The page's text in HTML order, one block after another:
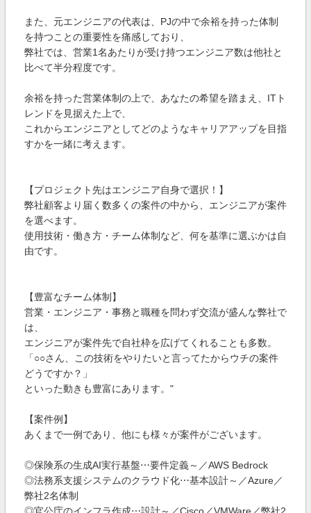
また、元エンジニアの代表は、PJの中で余裕を持った体制
を持つことの重要性を痛感しており、
弊社では、営業1名あたりが受け持つエンジニア数は他社と
比べて半分程度です。
余裕を持った営業体制の上で、あなたの希望を踏まえ、ITト
レンドを見据えた上で、
これからエンジニアとしてどのようなキャリアアップを目指
すかを一緒に考えます。
【プロジェクト先はエンジニア自身で選択！】
弊社顧客より届く数多くの案件の中から、エンジニアが案件
を選べます。
使用技術・働き方・チーム体制など、何を基準に選ぶかは自
由です。
【豊富なチーム体制】
営業・エンジニア・事務と職種を問わず交流が盛んな弊社で
は、
エンジニアが案件先で自社枠を広げてくれることも多数。
「○○さん、この技術をやりたいと言ってたからウチの案件
どうですか？」
といった動きも豊富にあります。"
【案件例】
あくまで一例であり、他にも様々が案件がございます。
◎保険系の生成AI実行基盤⋯要件定義～／AWS Bedrock
◎法務系支援システムのクラウド化⋯基本設計～／Azure／
弊社2名体制